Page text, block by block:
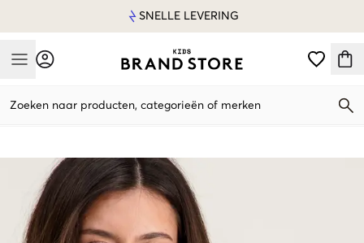
SNELLE LEVERING
Mobile Menu
Zoeken naar producten, categorieën of merken